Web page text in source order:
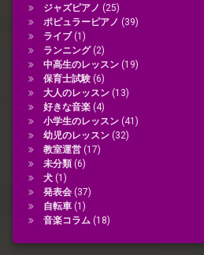
ジャズピアノ (25)
ポピュラーピアノ (39)
ライブ(1)
ランニング(2)
中高生のレッスン(19)
保育士試験(6)
大人のレッスン(13)
好きな音楽(4)
小学生のレッスン(41)
幼児のレッスン(32)
教室運営(17)
未分類(6)
犬(1)
発表会(37)
自転車(1)
音楽コラム (18)